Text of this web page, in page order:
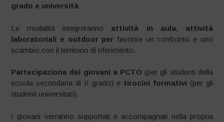
grado e università
Le modalità integreranno attività in aula, attività
laboratoriali e outdoor per favorire un confronto e uno
scambio con il territorio di riferimento.
Partecipazione dei giovani a PCTO (per gli studenti della
scuola secondaria di II grado) e tirocini formativi (per gli
studenti universitari).
I giovani verranno supportati e accompagnati nella propria